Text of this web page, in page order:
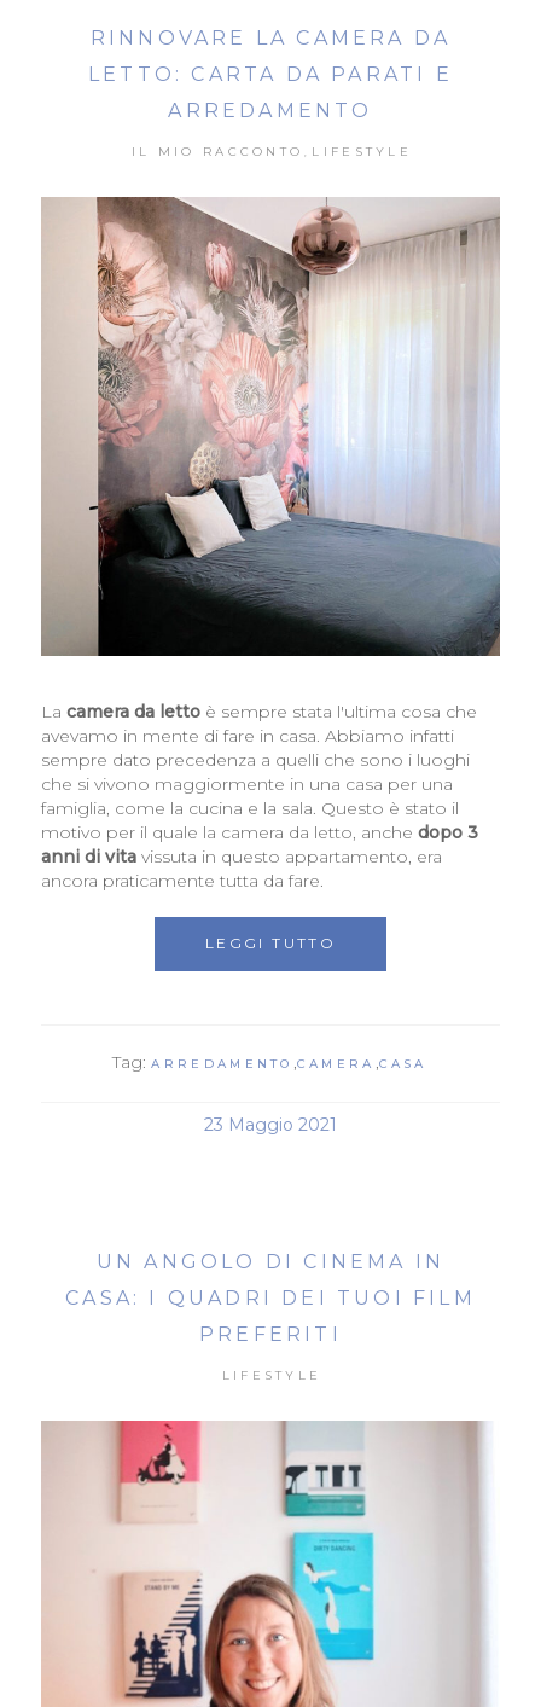
RINNOVARE LA CAMERA DA
LETTO: CARTA DA PARATI E
ARREDAMENTO
IL MIO RACCONTO LIFESTYLE
La camera da lettoè sempre stata l'ultima cosa che
avevamo in mente di fare in casa. Abbiamo infatti
sempre dato precedenza a quelli che sono i luoghi
che si vivono maggiormente in una casa per una
famiglia, come la cucina e la sala. Questo è stato il
motivo per il quale la camera da letto, anche dopo 3
anni di vitavissuta in questo appartamento, era
ancora praticamente tutta da fare.
LEGGI TUTTO
Tag:ARREDAMENTO ,CAMERA ,CASA
23 Maggio 2021
UN ANGOLO DI CINEMA IN
CASA: I QUADRI DEI TUOI FILM
PREFERITI
LIFESTYLE